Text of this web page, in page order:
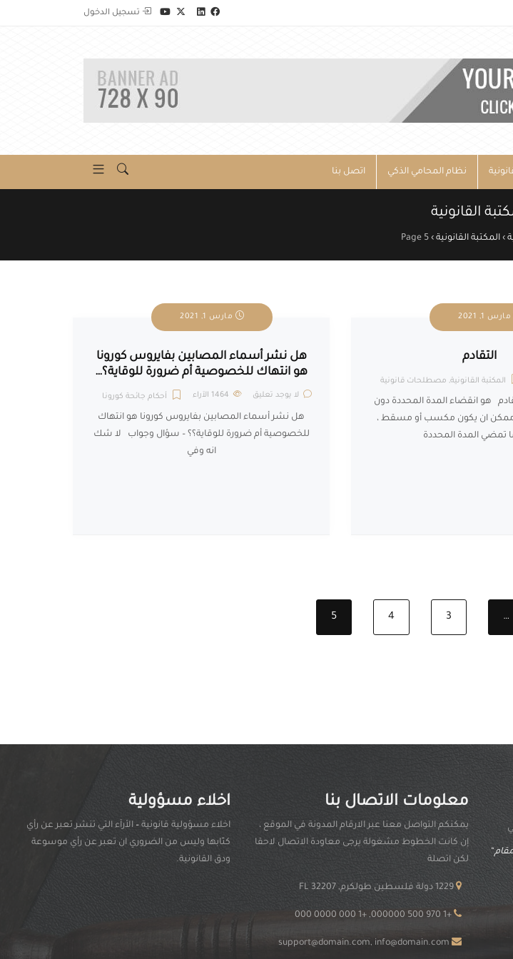
تسجيل الدخول
نظام المحامي الذكي اتصل بنا
القانونية
›المكتبة القانونية ›
Page 5
مارس 1, 2021
التقادم
المكتبة القانونية, مصطلحات قانونية
هو انقضاء المدة المحددة دون
وممكن ان يكون مكسب أو مسقط ،
تمضي المدة المحددة
مارس 1, 2021
هل نشر أسماء المصابين بفايروس كورونا
هو انتهاك للخصوصية أم ضرورة للوقاية؟…
أحكام جائحة كورونا لا يوجد تعليق الآراء
هل نشر أسماء المصابين بفايروس كورونا هو انتهاك
للخصوصية أم ضرورة للوقاية؟؟ – سؤال وجواب لا شك
انه وفي
…
3
4
5
“
معلومات الاتصال بنا
يمكنكم التواصل معنا عبر الارقام المدونة في الموقع ،
إن كانت الخطوط مشغولة يرجى معاودة الاتصال لاحقا
لكن اتصلة
1229 دولة فلسطين طولكرم, FL 32207
+1 970 500 000000, +1 000 0000 000
اخلاء مسؤولية
اخلاء مسؤولية قانونية – الأرآء التي تنشر تعبر عن رأي
كتّابها وليس من الضروري ان تعبر عن رأي موسوعة
ودق القانونية.